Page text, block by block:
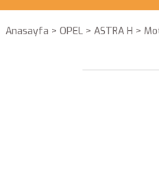
Anasayfa OPEL ASTRA H